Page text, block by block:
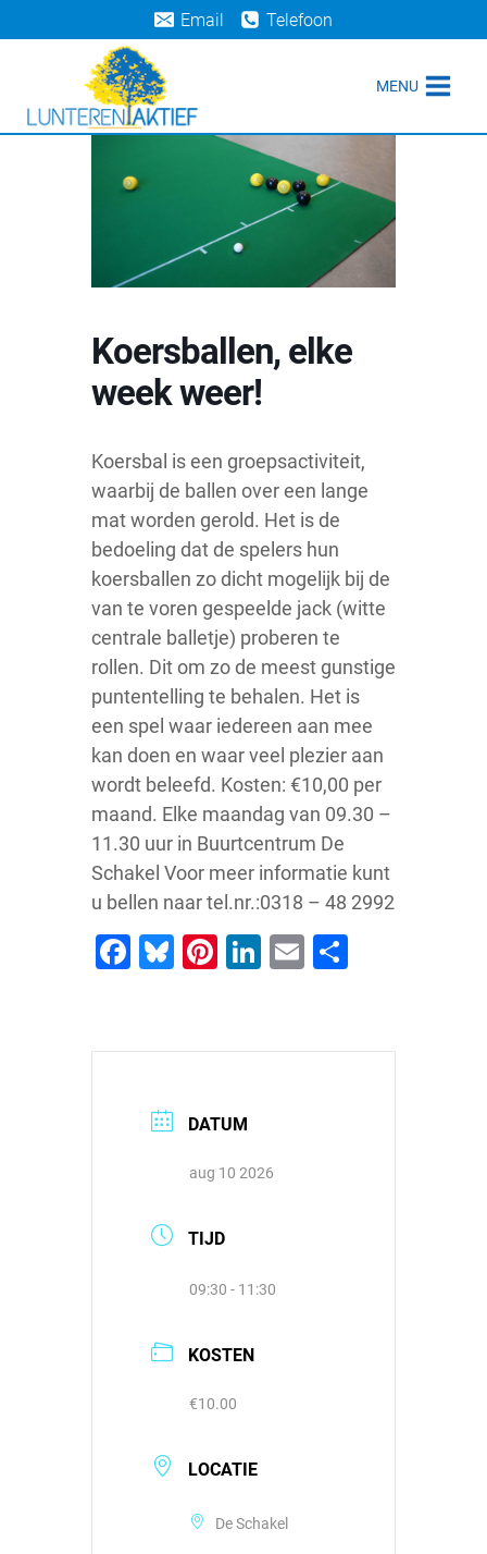
naar
Email Telefoon
MENU
Koersballen, elke
week weer!
Koersbal is een groepsactiviteit,
waarbij de ballen over een lange
mat worden gerold. Het is de
bedoeling dat de spelers hun
koersballen zo dicht mogelijk bij de
van te voren gespeelde jack (witte
centrale balletje) proberen te
rollen. Dit om zo de meest gunstige
puntentelling te behalen. Het is
een spel waar iedereen aan mee
kan doen en waar veel plezier aan
wordt beleefd. Kosten: €10,00 per
maand. Elke maandag van 09.30 –
11.30 uur in Buurtcentrum De
Schakel Voor meer informatie kunt
u bellen naar tel.nr.:0318 – 48 2992
Facebook
Bluesky
Pinterest
LinkedIn
Email
DATUM
aug 10 2026
TIJD
09:30 - 11:30
KOSTEN
€10.00
LOCATIE
De Schakel